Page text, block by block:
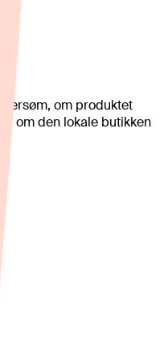
om produktet
om den lokale butikken